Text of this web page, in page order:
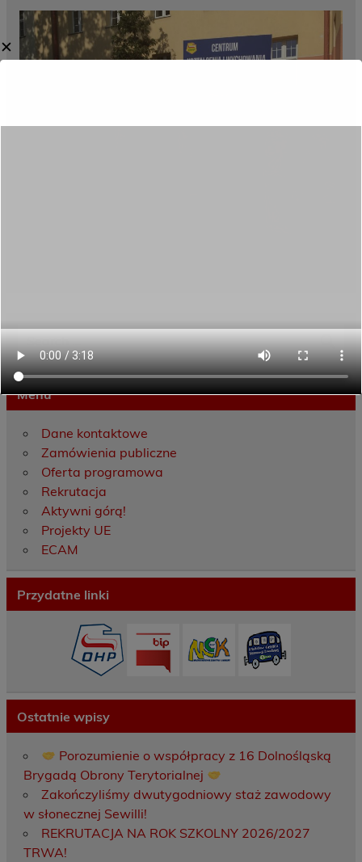
Menu
Dane kontaktowe
Zamówienia publiczne
Oferta programowa
Rekrutacja
Aktywni górą!
Projekty UE
ECAM
Przydatne linki
Ostatnie wpisy
Porozumienie o współpracy z 16 Dolnośląską
Brygadą Obrony Terytorialnej
Zakończyliśmy dwutygodniowy staż zawodowy
w słonecznej Sewilli!
REKRUTACJA NA ROK SZKOLNY 2026/2027
TRWA!
✕